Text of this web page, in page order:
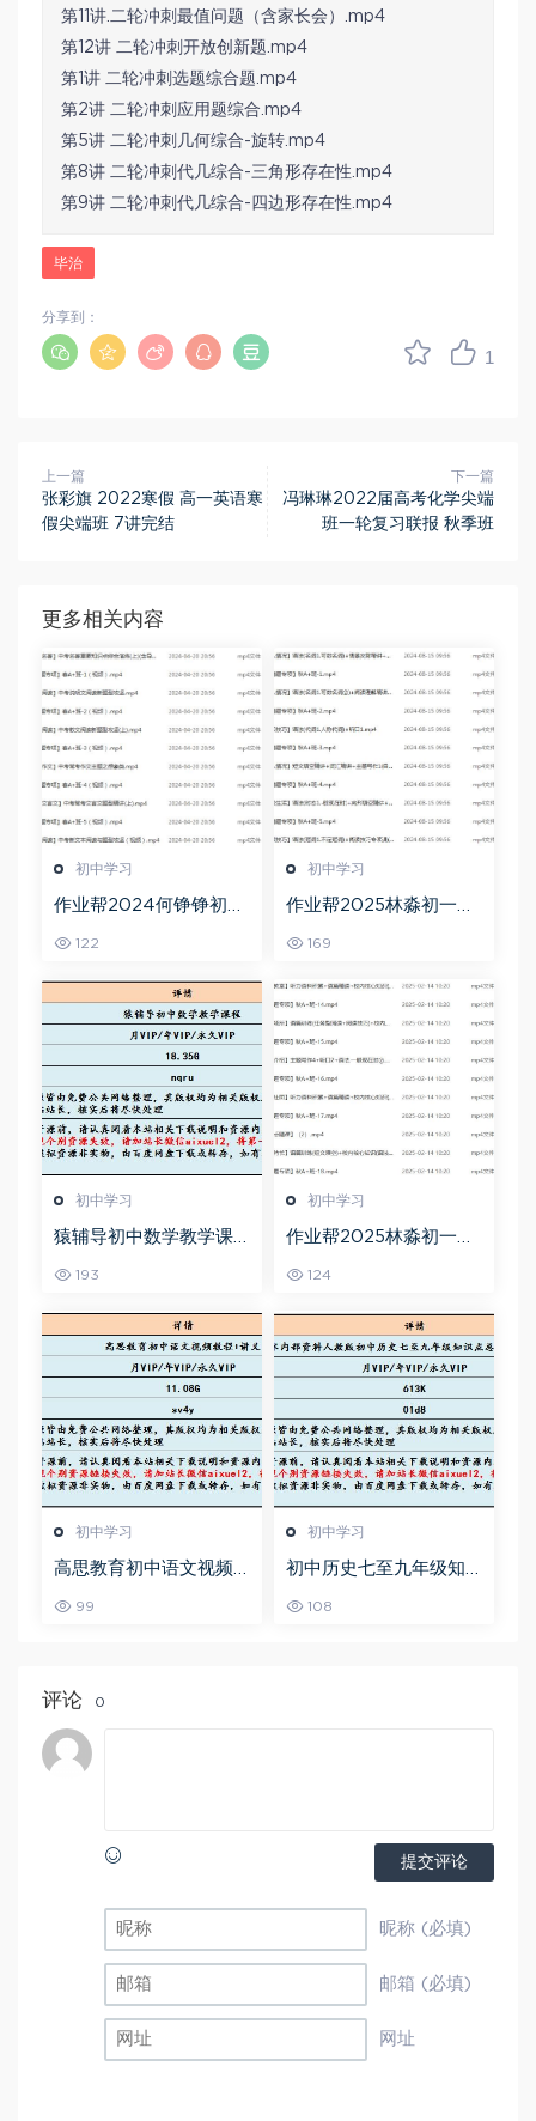
第11讲.二轮冲刺最值问题（含家长会）.mp4
第12讲 二轮冲刺开放创新题.mp4
第1讲 二轮冲刺选题综合题.mp4
第2讲 二轮冲刺应用题综合.mp4
第5讲 二轮冲刺几何综合-旋转.mp4
第8讲 二轮冲刺代几综合-三角形存在性.mp4
第9讲 二轮冲刺代几综合-四边形存在性.mp4
毕治
1
分享到：
上一篇
张彩旗 2022寒假 高一英语寒
假尖端班 7讲完结
下一篇
冯琳琳2022届高考化学尖端
班一轮复习联报 秋季班
更多相关内容
初中学习
作业帮2024何铮铮初三
122
初中学习
作业帮2025林淼初一英
169
初中学习
猿辅导初中数学教学课
35G百度网盘资源打包下
载
193
初中学习
作业帮2025林淼初一英
124
初中学习
高思教育初中语文视频
全部课程
99
初中学习
初中历史七至九年级知
衡水内部资料人教版，
108
评论 0
提交评论
昵称 (必填)
邮箱 (必填)
网址